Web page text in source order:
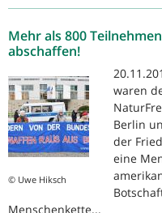
Mehr als 800
abschaffen!
© Uwe Hiksch
waren
Berlin
der
eine
Menschenkette...